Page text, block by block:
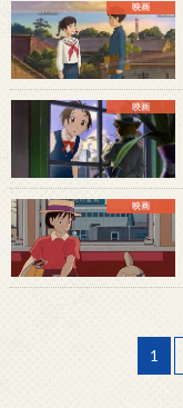
映画
映画
映画
1